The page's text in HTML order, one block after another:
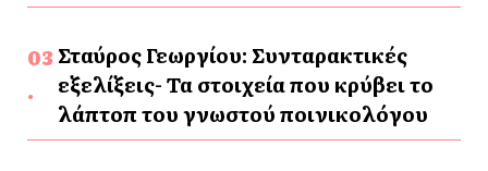
Σταύρος Γεωργίου: Συνταρακτικές
εξελίξεις- Τα στοιχεία που κρύβει το
λάπτοπ του γνωστού ποινικολόγου